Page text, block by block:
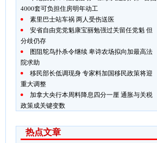
4000套可负担住房明年动工
素里巴士站车祸 两人受伤送医
安省自由党党魁康宝丽勉强过关留任党魁 但
分歧仍存
图阻鸵鸟扑杀令继续 卑诗农场拟向加最高法
院求助
移民部长低调现身 专家料加国移民政策将迎
重大调整
加拿大央行本周料降息四分一厘 通胀与关税
政策成关键变数
热点文章